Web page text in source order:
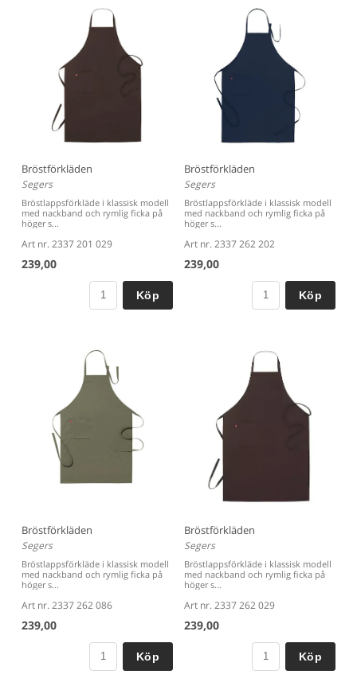
Bröstförkläden
Segers
Bröstlappsförkläde i klassisk modell
med nackband och rymlig ficka på
höger s...
Art nr. 2337 201 029
239,00
Köp
Bröstförkläden
Segers
Bröstlappsförkläde i klassisk modell
med nackband och rymlig ficka på
höger s...
Art nr. 2337 262 202
239,00
Köp
Bröstförkläden
Segers
Bröstlappsförkläde i klassisk modell
med nackband och rymlig ficka på
höger s...
Art nr. 2337 262 086
239,00
Köp
Bröstförkläden
Segers
Bröstlappsförkläde i klassisk modell
med nackband och rymlig ficka på
höger s...
Art nr. 2337 262 029
239,00
Köp